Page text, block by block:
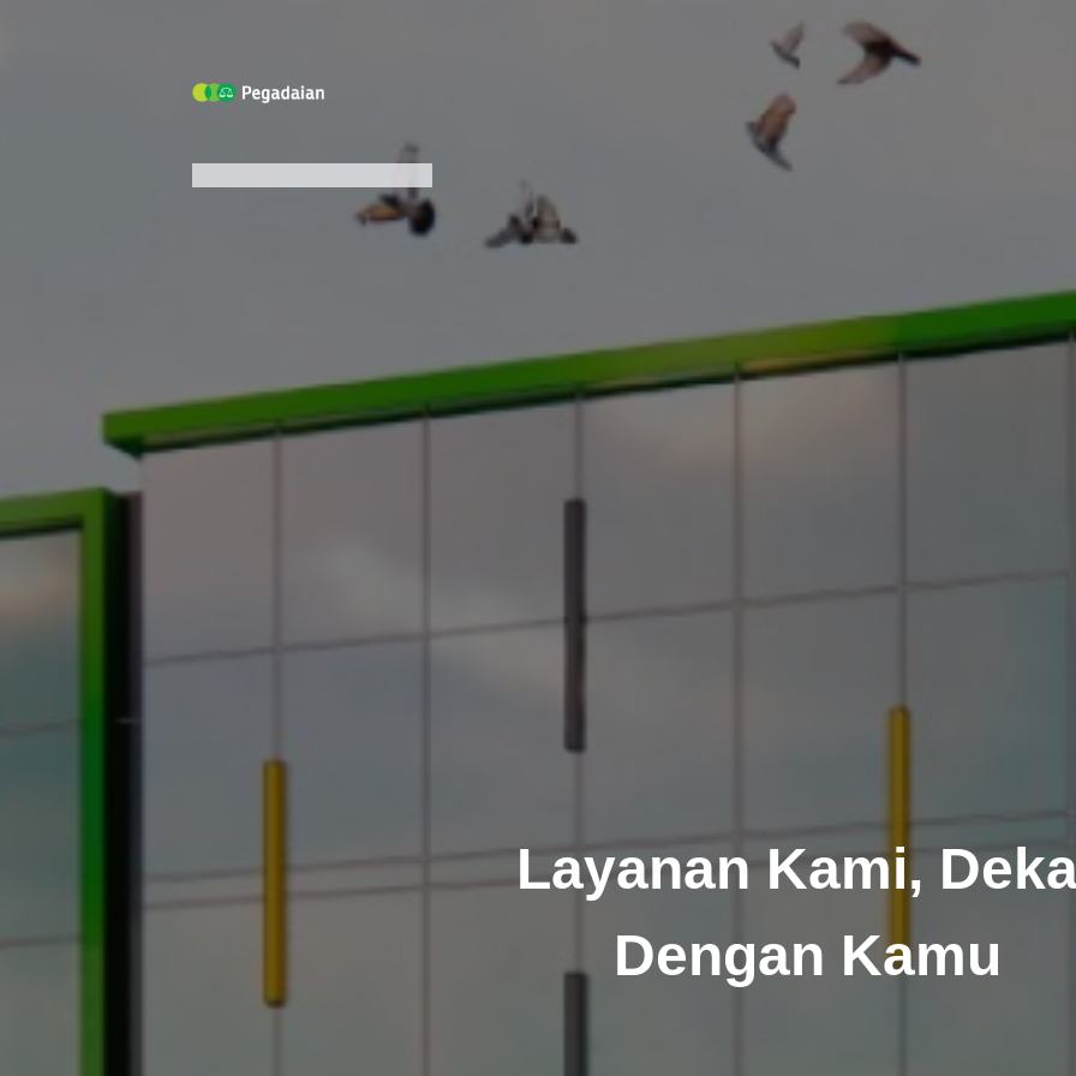
Layanan Kami,
Dengan Kamu